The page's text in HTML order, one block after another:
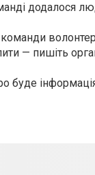
додалося
— пишіть
буде